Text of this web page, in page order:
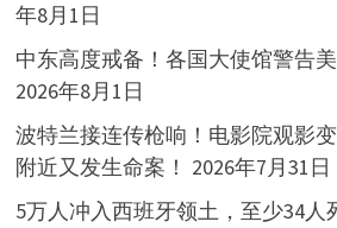
年8月1日
中东高度戒备！各国大使馆警告
2026年8月1日
波特兰接连传枪响！电影院观影
附近又发生命案！ 2026年7月31日
5万人冲入西班牙领土，至少34人